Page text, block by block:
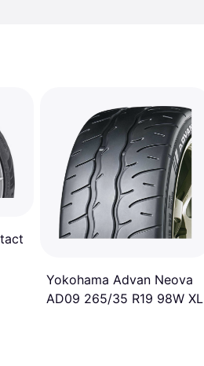
Yokohama Advan Neova
AD09 265/35 R19 98W XL